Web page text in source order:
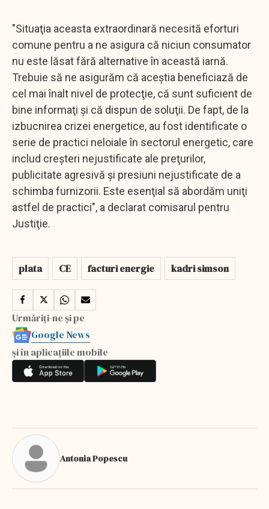
"Situaţia aceasta extraordinară necesită eforturi
comune pentru a ne asigura că niciun consumator
nu este lăsat fără alternative în această iarnă.
Trebuie să ne asigurăm că aceştia beneficiază de
cel mai înalt nivel de protecţie, că sunt suficient de
bine informaţi şi că dispun de soluţii. De fapt, de la
izbucnirea crizei energetice, au fost identificate o
serie de practici neloiale în sectorul energetic, care
includ creşteri nejustificate ale preţurilor,
publicitate agresivă şi presiuni nejustificate de a
schimba furnizorii. Este esenţial să abordăm uniţi
astfel de practici", a declarat comisarul pentru
Justiţie.
plata CE facturi energie kadri simson
Urmăriți-ne și pe
Google News
și în aplicațiile mobile
Antonia Popescu